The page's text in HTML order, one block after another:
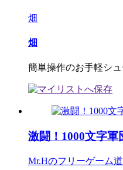
畑
畑
簡単操作のお手軽シュ
激闘！1000文字軍
Mr.Hのフリーゲーム